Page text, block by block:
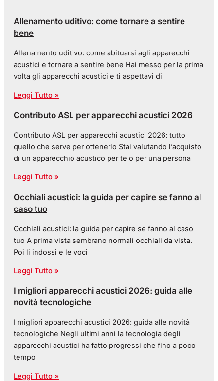
Allenamento uditivo: come tornare a sentire
bene
Allenamento uditivo: come abituarsi agli apparecchi
acustici e tornare a sentire bene Hai messo per la prima
volta gli apparecchi acustici e ti aspettavi di
Leggi Tutto »
Contributo ASL per apparecchi acustici 2026
Contributo ASL per apparecchi acustici 2026: tutto
quello che serve per ottenerlo Stai valutando l’acquisto
di un apparecchio acustico per te o per una persona
Leggi Tutto »
Occhiali acustici: la guida per capire se fanno al
caso tuo
Occhiali acustici: la guida per capire se fanno al caso
tuo A prima vista sembrano normali occhiali da vista.
Poi li indossi e le voci
Leggi Tutto »
I migliori apparecchi acustici 2026: guida alle
novità tecnologiche
I migliori apparecchi acustici 2026: guida alle novità
tecnologiche Negli ultimi anni la tecnologia degli
apparecchi acustici ha fatto progressi che fino a poco
tempo
Leggi Tutto »